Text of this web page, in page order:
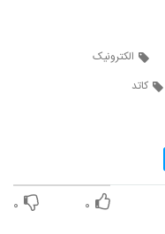
الکترونیک
کاتد
۰ ۰